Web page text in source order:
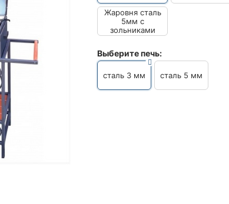
Жаровня сталь
5мм с
зольниками
Выберите печь:
сталь 3 мм сталь 5 мм